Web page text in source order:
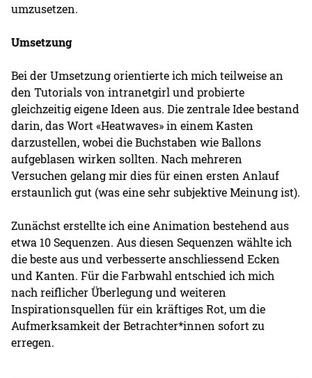
umzusetzen.
Umsetzung
Bei der Umsetzung orientierte ich mich teilweise an
den Tutorials von intranetgirl und probierte
gleichzeitig eigene Ideen aus. Die zentrale Idee bestand
darin, das Wort «Heatwaves» in einem Kasten
darzustellen, wobei die Buchstaben wie Ballons
aufgeblasen wirken sollten. Nach mehreren
Versuchen gelang mir dies für einen ersten Anlauf
erstaunlich gut (was eine sehr subjektive Meinung ist).
Zunächst erstellte ich eine Animation bestehend aus
etwa 10 Sequenzen. Aus diesen Sequenzen wählte ich
die beste aus und verbesserte anschliessend Ecken
und Kanten. Für die Farbwahl entschied ich mich
nach reiflicher Überlegung und weiteren
Inspirationsquellen für ein kräftiges Rot, um die
Aufmerksamkeit der Betrachter*innen sofort zu
erregen.